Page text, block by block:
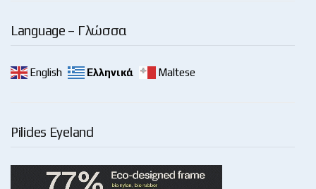
Language – Γλώσσα
English Ελληνικά Maltese
Pilides Eyeland